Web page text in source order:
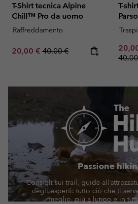
T-Shirt tecnica Alpine
Chill™ Pro da uomo
Raffreddamento
Sale price:
20,00 € Regular price:
40,00 €
T-
Passione
Consigli sui trail, guide
degli esperti: tutto ciò che ti
meglio, più a lungo e in